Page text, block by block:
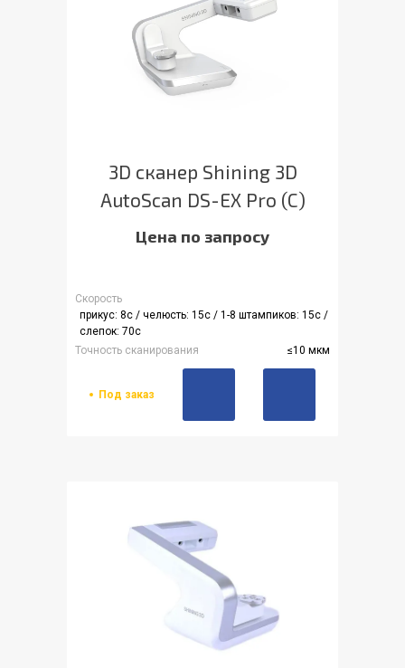
3D сканер Shining 3D
AutoScan DS-EX Pro (C)
Цена по запросу
Скорость
прикус: 8с / челюсть: 15с / 1-8 штампиков: 15с /
слепок: 70с
Точность сканирования
≤10 мкм
Под заказ